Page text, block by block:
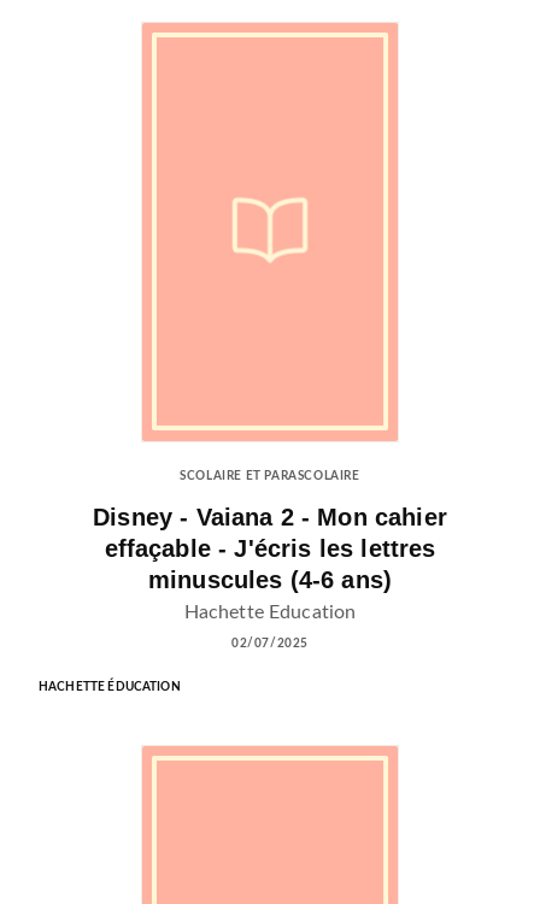
SCOLAIRE ET PARASCOLAIRE
Disney - Vaiana 2 - Mon cahier
effaçable - J'écris les lettres
minuscules (4-6 ans)
Hachette Education
02/07/2025
HACHETTE ÉDUCATION